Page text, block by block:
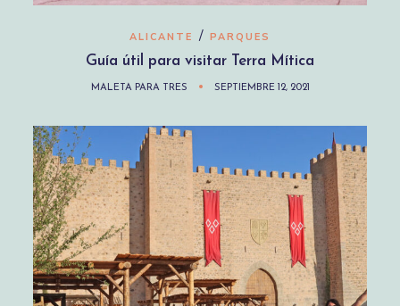
ALICANTE / PARQUES
Guía útil para visitar Terra Mítica
MALETA PARA TRES SEPTIEMBRE 12, 2021